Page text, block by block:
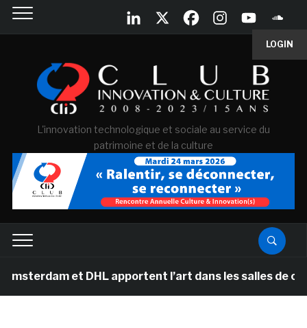
LOGIN
L'innovation technologique et sociale au service du
patrimoine et de la culture
et DHL apportent l’art dans les salles de classe des